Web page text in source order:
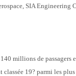
SIA
millions de
19? parmi les